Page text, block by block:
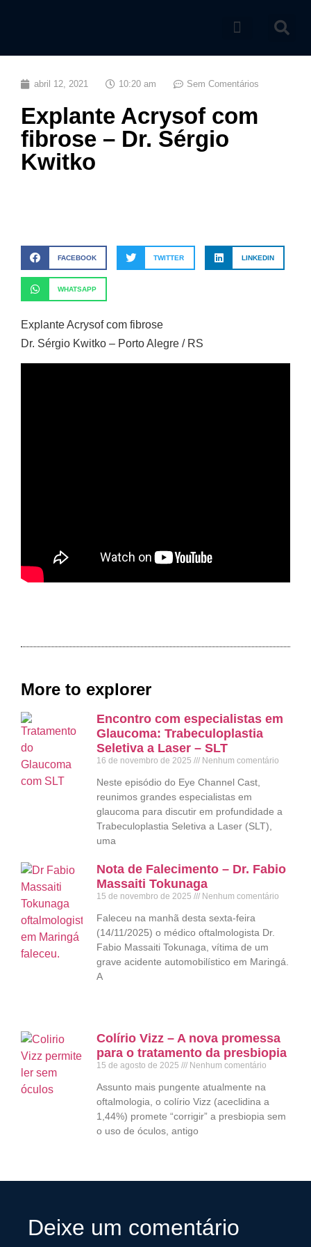
abril 12, 2021 10:20 am Sem Comentários
Explante Acrysof com
fibrose – Dr. Sérgio
Kwitko
FACEBOOK TWITTER LINKEDIN
WHATSAPP
Explante Acrysof com fibrose
Dr. Sérgio Kwitko – Porto Alegre / RS
More to explorer
Encontro com especialistas em
Glaucoma: Trabeculoplastia
Seletiva a Laser – SLT
16 de novembro de 2025 Nenhum comentário
Neste episódio do Eye Channel Cast,
reunimos grandes especialistas em
glaucoma para discutir em profundidade a
Trabeculoplastia Seletiva a Laser (SLT),
uma
Nota de Falecimento – Dr. Fabio
Massaiti Tokunaga
15 de novembro de 2025 Nenhum comentário
Faleceu na manhã desta sexta-feira
(14/11/2025) o médico oftalmologista Dr.
Fabio Massaiti Tokunaga, vítima de um
grave acidente automobilístico em Maringá.
A
Colírio Vizz – A nova promessa
para o tratamento da presbiopia
15 de agosto de 2025 Nenhum comentário
Assunto mais pungente atualmente na
oftalmologia, o colírio Vizz (aceclidina a
1,44%) promete “corrigir” a presbiopia sem
o uso de óculos, antigo
Deixe um comentário